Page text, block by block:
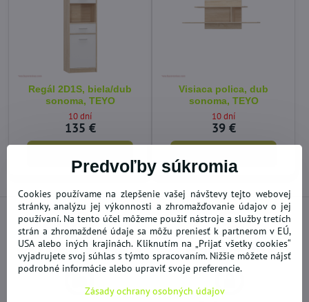
Regál 2D1S, biela/dub
sonoma, TEYO
10 dní
135 €
Visiaca polica, dub
sonoma, TEYO
10 dní
39 €
NOVÝ A DOPLNENÝ TOVAR AKCIE - VÝPREDAJE
Predvoľby súkromia
Cookies používame na zlepšenie vašej návštevy tejto webovej
stránky, analýzu jej výkonnosti a zhromažďovanie údajov o jej
používaní. Na tento účel môžeme použiť nástroje a služby tretích
strán a zhromaždené údaje sa môžu preniesť k partnerom v EÚ,
USA alebo iných krajinách. Kliknutím na „Prijať všetky cookies“
vyjadrujete svoj súhlas s týmto spracovaním. Nižšie môžete nájsť
podrobné informácie alebo upraviť svoje preferencie.
Zásady ochrany osobných údajov